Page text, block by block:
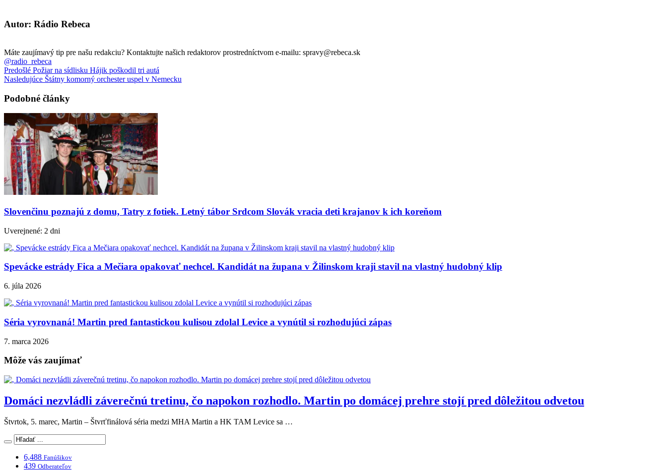
Autor: Rádio Rebeca
Máte zaujímavý tip pre našu redakciu? Kontaktujte našich redaktorov prostredníctvom e-mailu: spravy@rebeca.sk
@radio_rebeca
Predošlé Požiar na sídlisku Hájik poškodil tri autá
Nasledujúce Štátny komorný orchester uspel v Nemecku
Podobné články
Slovenčinu poznajú z domu, Tatry z fotiek. Letný tábor Srdcom Slovák vracia deti krajanov k ich koreňom
Uverejnené: 2 dni
Spevácke estrády Fica a Mečiara opakovať nechcel. Kandidát na župana v Žilinskom kraji stavil na vlastný hudobný klip
6. júla 2026
Séria vyrovnaná! Martin pred fantastickou kulisou zdolal Levice a vynútil si rozhodujúci zápas
7. marca 2026
Môže vás zaujímať
Domáci nezvládli záverečnú tretinu, čo napokon rozhodlo. Martin po domácej prehre stojí pred dôležitou odvetou
Štvrtok, 5. marec, Martin – Štvrťfinálová séria medzi MHA Martin a HK TAM Levice sa …
6,488 Fanúšikov
439 Odberateľov